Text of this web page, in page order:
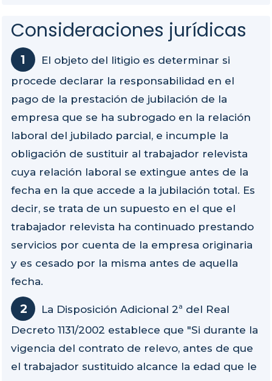
Consideraciones jurídicas
El objeto del litigio es determinar si
procede declarar la responsabilidad en el
pago de la prestación de jubilación de la
empresa que se ha subrogado en la relación
laboral del jubilado parcial, e incumple la
obligación de sustituir al trabajador relevista
cuya relación laboral se extingue antes de la
fecha en la que accede a la jubilación total. Es
decir, se trata de un supuesto en el que el
trabajador relevista ha continuado prestando
servicios por cuenta de la empresa originaria
y es cesado por la misma antes de aquella
fecha.
La Disposición Adicional 2ª del Real
Decreto 1131/2002 establece que "Si durante la
vigencia del contrato de relevo, antes de que
el trabajador sustituido alcance la edad que le